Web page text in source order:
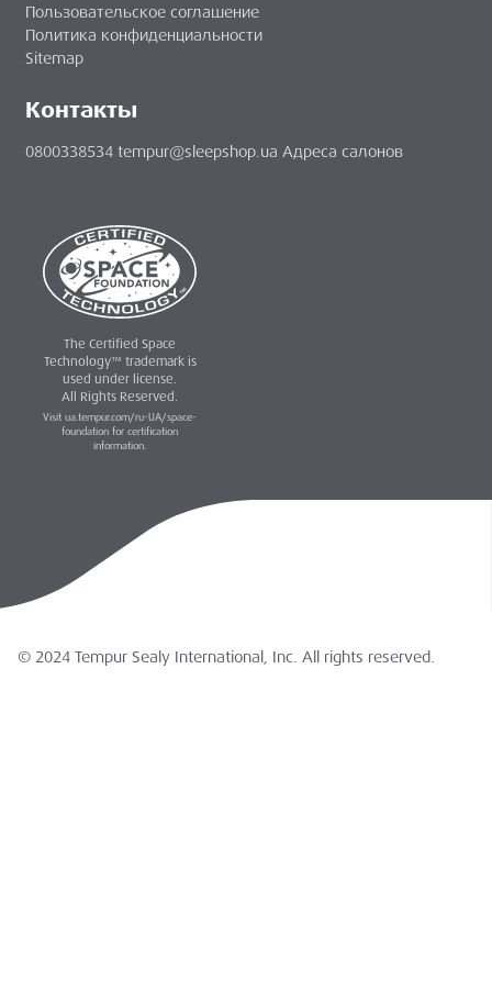
Пользовательское соглашение
Политика конфиденциальности
Sitemap
Контакты
0800338534 tempur@sleepshop.ua Адреса салонов
The Certified Space
Technology™ trademark is
used under license.
All Rights Reserved.
Visit ua.tempur.com/ru-UA/space-
foundation for certification
information.
© 2024 Tempur Sealy International, Inc. All rights reserved.